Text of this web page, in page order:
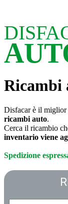
Ricambi
Disfacar è il miglior
ricambi auto.
Cerca il ricambio
inventario viene
Spedizione